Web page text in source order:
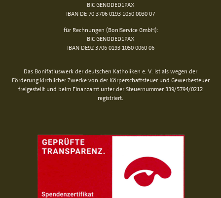
BIC GENODED1PAX
IBAN DE 70 3706 0193 1050 0030 07
für Rechnungen (BoniService GmbH):
BIC GENODED1PAX
IBAN DE92 3706 0193 1050 0060 06
Das Bonifatiuswerk der deutschen Katholiken e. V. ist als wegen der
Förderung kirchlicher Zwecke von der Körperschaftsteuer und Gewerbesteuer
freigestellt und beim Finanzamt unter der Steuernummer 339/5794/0212
registriert.